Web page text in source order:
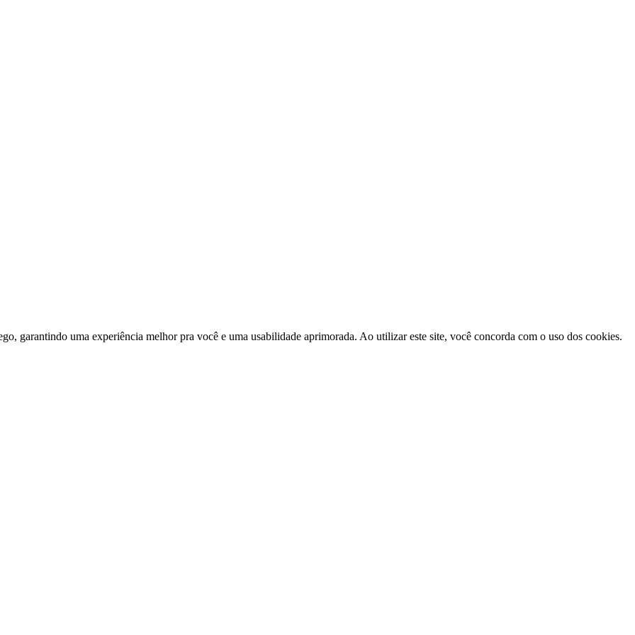
garantindo uma experiência melhor pra você e uma usabilidade aprimorada. Ao utilizar este site, você concorda com o uso dos cookies.